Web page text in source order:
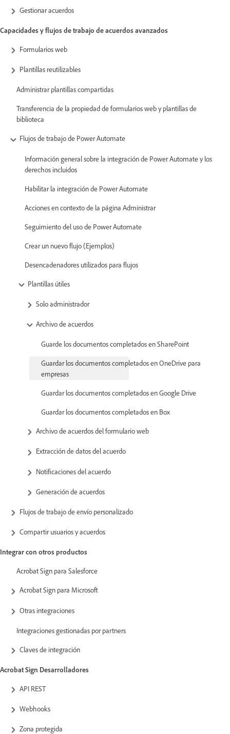
Gestionar acuerdos
Capacidades y flujos de trabajo de acuerdos avanzados
Formularios web
Plantillas reutilizables
Administrar plantillas compartidas
Transferencia de la propiedad de formularios web y plantillas de
biblioteca
Flujos de trabajo de Power Automate
Información general sobre la integración de Power Automate y los
derechos incluidos
Habilitar la integración de Power Automate
Acciones en contexto de la página Administrar
Seguimiento del uso de Power Automate
Crear un nuevo flujo (Ejemplos)
Desencadenadores utilizados para flujos
Plantillas útiles
Solo administrador
Archivo de acuerdos
Guarde los documentos completados en SharePoint
Guardar los documentos completados en OneDrive para
empresas
Guardar los documentos completados en Google Drive
Guardar los documentos completados en Box
Archivo de acuerdos del formulario web
Extracción de datos del acuerdo
Notificaciones del acuerdo
Generación de acuerdos
Flujos de trabajo de envío personalizado
Compartir usuarios y acuerdos
Integrar con otros productos
Acrobat Sign para Salesforce
Acrobat Sign para Microsoft
Otras integraciones
Integraciones gestionadas por partners
Claves de integración
Acrobat Sign Desarrolladores
API REST
Webhooks
Zona protegida